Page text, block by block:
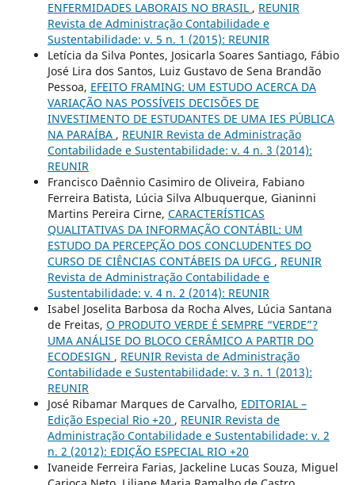
ENFERMIDADES LABORAIS NO BRASIL , REUNIR
Revista de Administração Contabilidade e
Sustentabilidade: v. 5 n. 1 (2015): REUNIR
Letícia da Silva Pontes, Josicarla Soares Santiago, Fábio
José Lira dos Santos, Luiz Gustavo de Sena Brandão
Pessoa, EFEITO FRAMING: UM ESTUDO ACERCA DA
VARIAÇÃO NAS POSSÍVEIS DECISÕES DE
INVESTIMENTO DE ESTUDANTES DE UMA IES PÚBLICA
NA PARAÍBA , REUNIR Revista de Administração
Contabilidade e Sustentabilidade: v. 4 n. 3 (2014):
REUNIR
Francisco Daênnio Casimiro de Oliveira, Fabiano
Ferreira Batista, Lúcia Silva Albuquerque, Gianinni
Martins Pereira Cirne, CARACTERÍSTICAS
QUALITATIVAS DA INFORMAÇÃO CONTÁBIL: UM
ESTUDO DA PERCEPÇÃO DOS CONCLUDENTES DO
CURSO DE CIÊNCIAS CONTÁBEIS DA UFCG , REUNIR
Revista de Administração Contabilidade e
Sustentabilidade: v. 4 n. 2 (2014): REUNIR
Isabel Joselita Barbosa da Rocha Alves, Lúcia Santana
de Freitas, O PRODUTO VERDE É SEMPRE “VERDE”?
UMA ANÁLISE DO BLOCO CERÂMICO A PARTIR DO
ECODESIGN , REUNIR Revista de Administração
Contabilidade e Sustentabilidade: v. 3 n. 1 (2013):
REUNIR
José Ribamar Marques de Carvalho, EDITORIAL –
Edição Especial Rio +20 , REUNIR Revista de
Administração Contabilidade e Sustentabilidade: v. 2
n. 2 (2012): EDIÇÃO ESPECIAL RIO +20
Ivaneide Ferreira Farias, Jackeline Lucas Souza, Miguel